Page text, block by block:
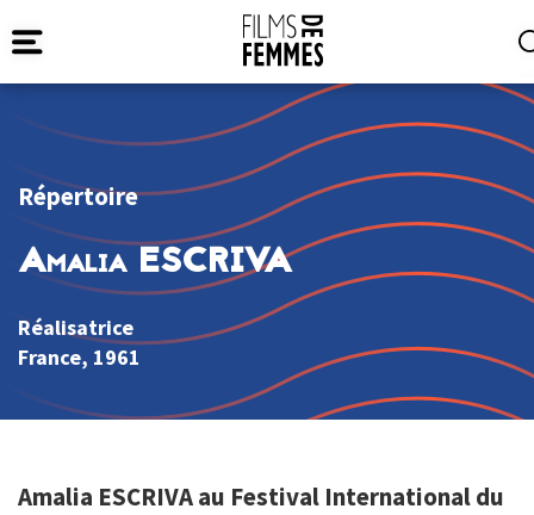
Répertoire
Amalia ESCRIVA
Réalisatrice
France, 1961
Amalia ESCRIVA au Festival International du